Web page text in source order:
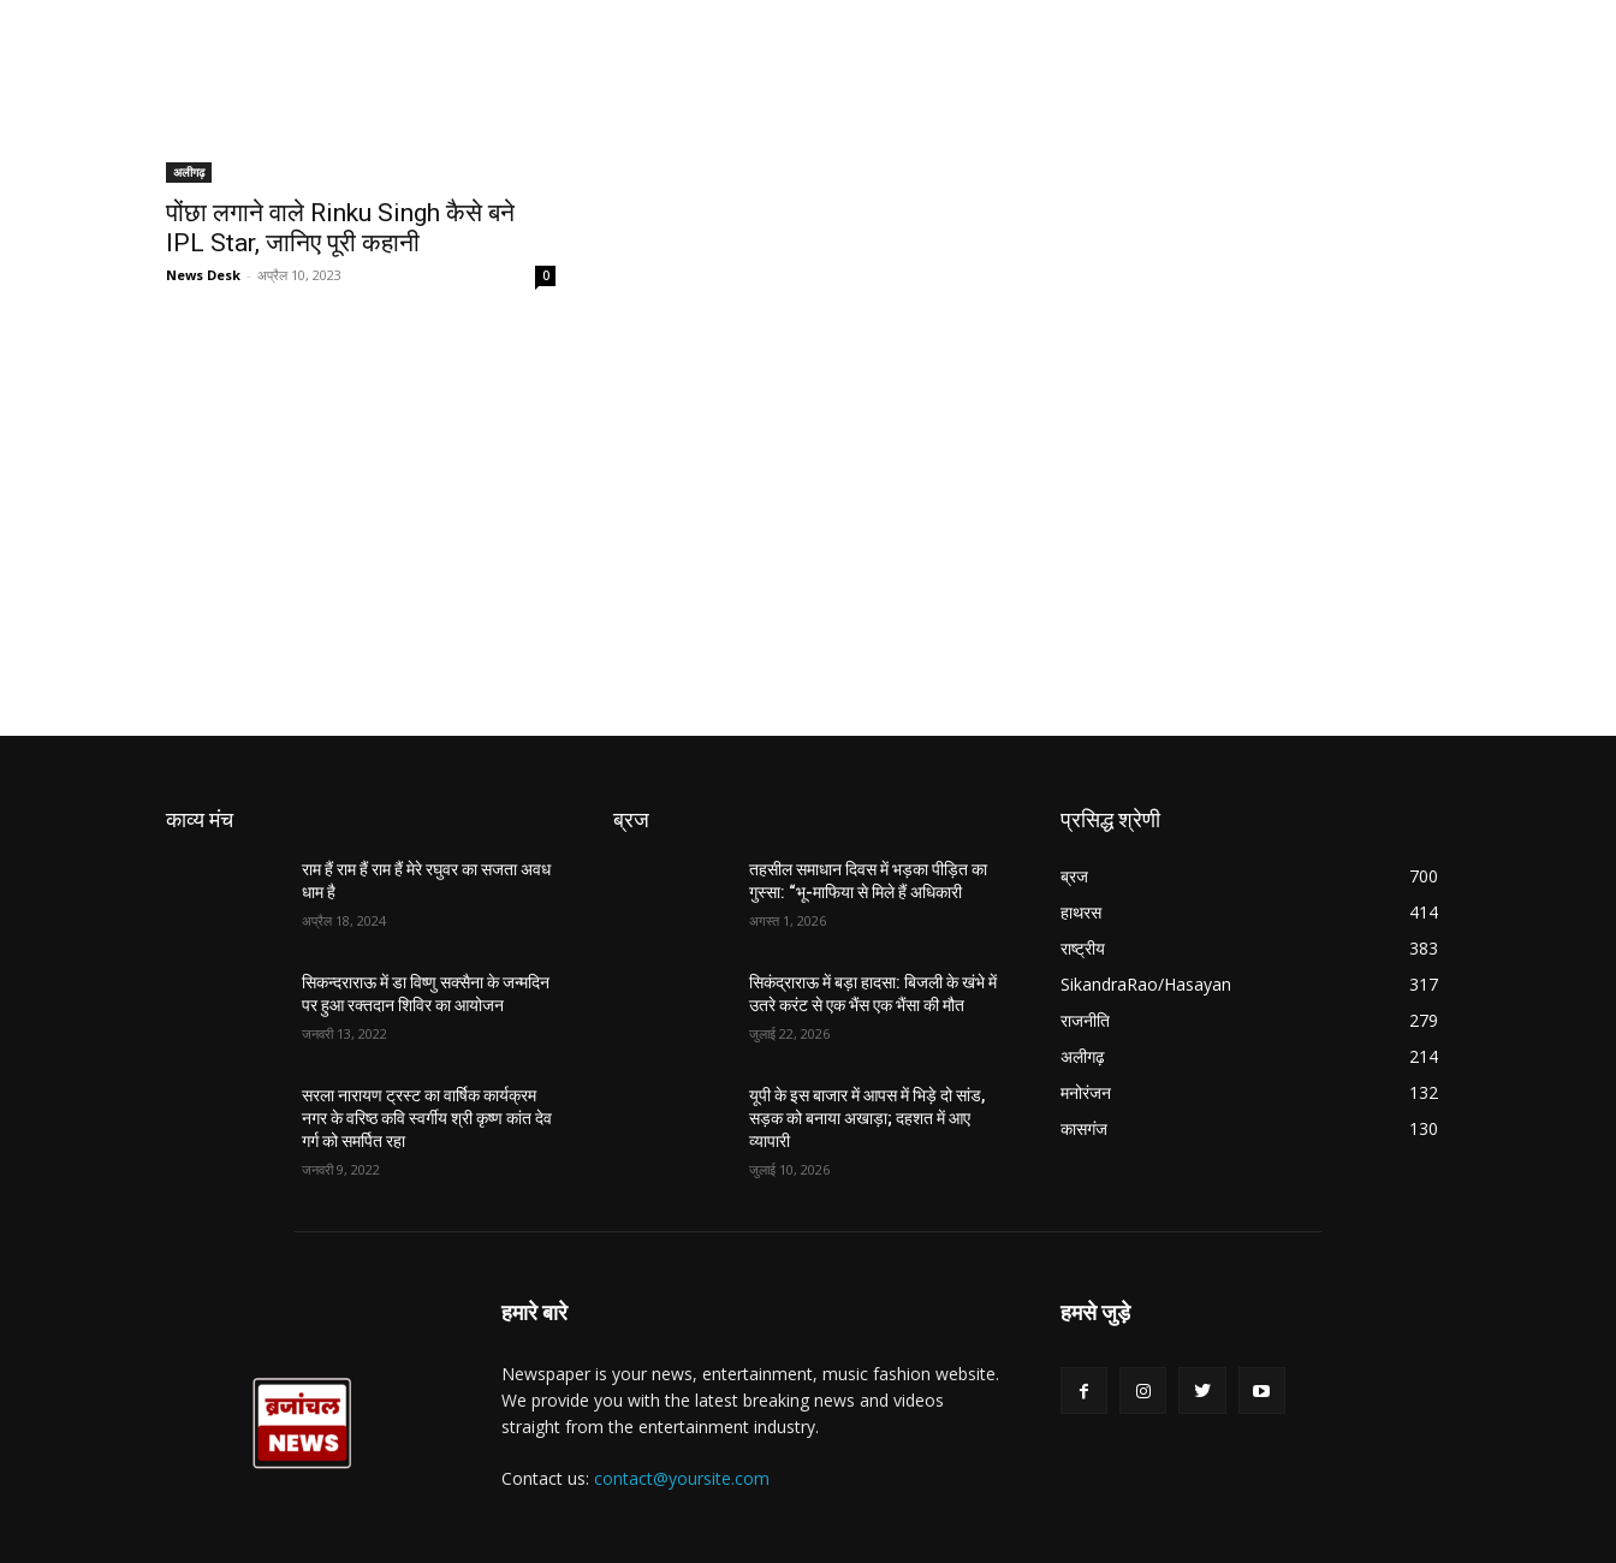
अलीगढ़
पोंछा लगाने वाले Rinku Singh कैसे बने
IPL Star, जानिए पूरी कहानी
News Desk - अप्रैल 10, 2023 0
काव्य मंच
राम हैं राम हैं राम हैं मेरे रघुवर का सजता अवध
धाम है
अप्रैल 18, 2024
सिकन्दराराऊ में डा विष्णु सक्सैना के जन्मदिन
पर हुआ रक्तदान शिविर का आयोजन
जनवरी 13, 2022
सरला नारायण ट्रस्ट का वार्षिक कार्यक्रम
नगर के वरिष्ठ कवि स्वर्गीय श्री कृष्ण कांत देव
गर्ग को समर्पित रहा
जनवरी 9, 2022
ब्रज
तहसील समाधान दिवस में भड़का पीड़ित का
गुस्सा: “भू-माफिया से मिले हैं अधिकारी
अगस्त 1, 2026
सिकंद्राराऊ में बड़ा हादसा: बिजली के खंभे में
उतरे करंट से एक भैंस एक भैंसा की मौत
जुलाई 22, 2026
यूपी के इस बाजार में आपस में भिड़े दो सांड,
सड़क को बनाया अखाड़ा; दहशत में आए
व्यापारी
जुलाई 10, 2026
प्रसिद्ध श्रेणी
ब्रज
700
हाथरस
414
राष्ट्रीय
383
SikandraRao/Hasayan
317
राजनीति
279
अलीगढ़
214
मनोरंजन
132
कासगंज
130
हमारे बारे
Newspaper is your news, entertainment, music fashion website.
We provide you with the latest breaking news and videos
straight from the entertainment industry.
Contact us: contact@yoursite.com
हमसे जुड़े